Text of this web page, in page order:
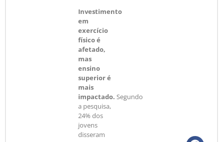
Investimento
em
exercício
físico é
afetado,
mas
ensino
superior é
mais
impactado. Segundo
a pesquisa,
24% dos
jovens
disseram